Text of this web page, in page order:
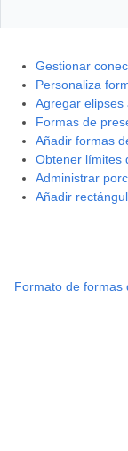
Gestionar
Personaliza
Agregar elipses
Formas de
Añadir formas
Obtener límites
Administrar
Añadir
Formato de formas